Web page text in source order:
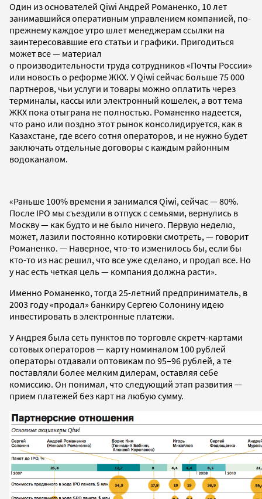
Один из основателей Qiwi Андрей Романенко, 10 лет
занимавшийся оперативным управлением компанией, по-
прежнему каждое утро шлет менеджерам ссылки на
заинтересовавшие его статьи и графики. Пригодиться
может все — материал
о производительности труда сотрудников «Почты России»
или новость о реформе ЖКХ. У Qiwi сейчас больше 75 000
партнеров, чьи услуги и товары можно оплатить через
терминалы, кассы или электронный кошелек, а вот тема
ЖКХ пока отыграна не полностью. Романенко надеется,
что рано или поздно этот рынок консолидируется, как в
Казахстане, где всего сотня операторов, и не нужно будет
заключать отдельные договоры с каждым районным
водоканалом.
«Раньше 100% времени я занимался Qiwi, сейчас — 80%.
После IPO мы съездили в отпуск с семьями, вернулись в
Москву — как будто и не было ничего. Первую неделю,
может, лазили постоянно котировки смотреть, — говорит
Романенко. — Наверное, что-то изменилось бы, если бы
кто-то из нас решил, что все уже сделано, и продал все. Но
у нас есть четкая цель — компания должна расти».
Именно Романенко, тогда 25-летний предприниматель, в
2003 году «продал» банкиру Сергею Солонину идею
инвестировать в электронные платежи.
У Андрея была сеть пунктов по торговле скретч-картами
сотовых операторов — карту номиналом 100 рублей
операторы отдавали оптовикам по 95–96 рублей, а те
поставляли более мелким дилерам, оставляя себе
комиссию. Он понимал, что следующий этап развития —
прием платежей без карт на любую сумму.